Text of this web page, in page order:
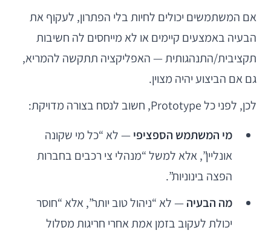
אם המשתמשים יכולים לחיות בלי הפתרון, לעקוף את
הבעיה באמצעים קיימים או לא מייחסים לה חשיבות
תקציבית/התנהגותית — האפליקציה תתקשה להמריא,
גם אם הביצוע יהיה מצוין.
לכן, לפני כל Prototype, חשוב לנסח בצורה מדויקת:
מי המשתמש הספציפי — לא “כל מי שקונה
אונליין”, אלא למשל “מנהלי צי רכבים בחברות
הפצה בינוניות”.
מה הבעיה — לא “ניהול טוב יותר”, אלא “חוסר
יכולת לעקוב בזמן אמת אחרי חריגות מסלול